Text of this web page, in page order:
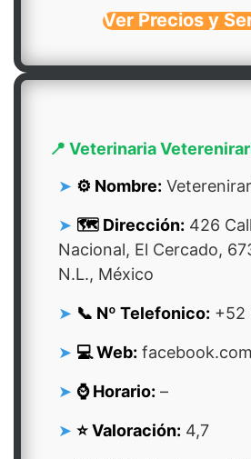
Ver Precios y
📍 Veterinaria
⚙️ Nombre:
🗺️ Dirección: 426
Nacional, El Cercado,
N.L., México
📞 Nº Telefonico: +52
💻 Web: facebook.com
⌚ Horario: –
⭐ Valoración: 4,7